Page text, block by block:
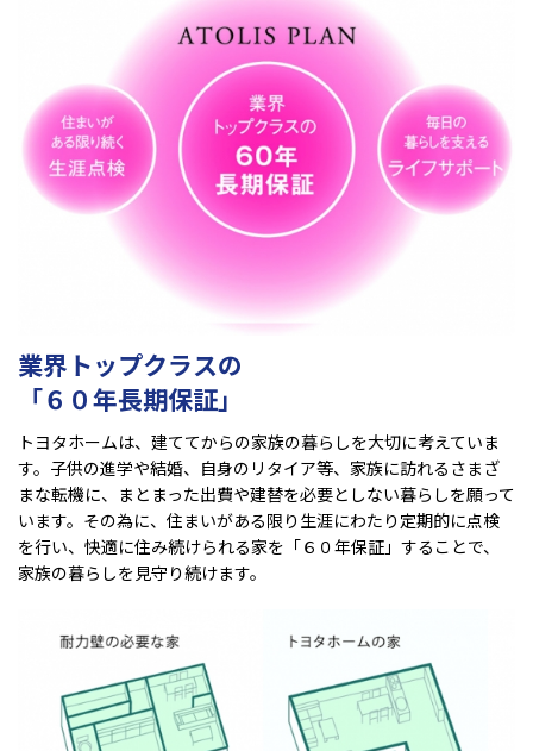
業界トップクラスの
「６０年長期保証」
トヨタホームは、建ててからの家族の暮らしを大切に考えていま
す。子供の進学や結婚、自身のリタイア等、家族に訪れるさまざ
まな転機に、まとまった出費や建替を必要としない暮らしを願って
います。その為に、住まいがある限り生涯にわたり定期的に点検
を行い、快適に住み続けられる家を「６０年保証」することで、
家族の暮らしを見守り続けます。